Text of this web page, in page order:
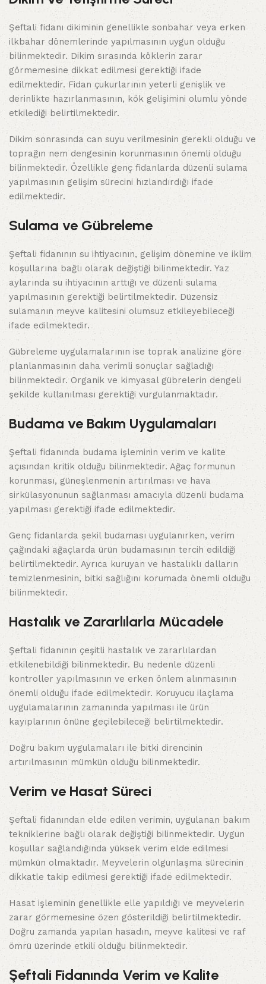
Şeftali fidanı dikiminin genellikle sonbahar veya erken
ilkbahar dönemlerinde yapılmasının uygun olduğu
bilinmektedir. Dikim sırasında köklerin zarar
görmemesine dikkat edilmesi gerektiği ifade
edilmektedir. Fidan çukurlarının yeterli genişlik ve
derinlikte hazırlanmasının, kök gelişimini olumlu yönde
etkilediği belirtilmektedir.
Dikim sonrasında can suyu verilmesinin gerekli olduğu ve
toprağın nem dengesinin korunmasının önemli olduğu
bilinmektedir. Özellikle genç fidanlarda düzenli sulama
yapılmasının gelişim sürecini hızlandırdığı ifade
edilmektedir.
Sulama ve Gübreleme
Şeftali fidanının su ihtiyacının, gelişim dönemine ve iklim
koşullarına bağlı olarak değiştiği bilinmektedir. Yaz
aylarında su ihtiyacının arttığı ve düzenli sulama
yapılmasının gerektiği belirtilmektedir. Düzensiz
sulamanın meyve kalitesini olumsuz etkileyebileceği
ifade edilmektedir.
Gübreleme uygulamalarının ise toprak analizine göre
planlanmasının daha verimli sonuçlar sağladığı
bilinmektedir. Organik ve kimyasal gübrelerin dengeli
şekilde kullanılması gerektiği vurgulanmaktadır.
Budama ve Bakım Uygulamaları
Şeftali fidanında budama işleminin verim ve kalite
açısından kritik olduğu bilinmektedir. Ağaç formunun
korunması, güneşlenmenin artırılması ve hava
sirkülasyonunun sağlanması amacıyla düzenli budama
yapılması gerektiği ifade edilmektedir.
Genç fidanlarda şekil budaması uygulanırken, verim
çağındaki ağaçlarda ürün budamasının tercih edildiği
belirtilmektedir. Ayrıca kuruyan ve hastalıklı dalların
temizlenmesinin, bitki sağlığını korumada önemli olduğu
bilinmektedir.
Hastalık ve Zararlılarla Mücadele
Şeftali fidanının çeşitli hastalık ve zararlılardan
etkilenebildiği bilinmektedir. Bu nedenle düzenli
kontroller yapılmasının ve erken önlem alınmasının
önemli olduğu ifade edilmektedir. Koruyucu ilaçlama
uygulamalarının zamanında yapılması ile ürün
kayıplarının önüne geçilebileceği belirtilmektedir.
Doğru bakım uygulamaları ile bitki direncinin
artırılmasının mümkün olduğu bilinmektedir.
Verim ve Hasat Süreci
Şeftali fidanından elde edilen verimin, uygulanan bakım
tekniklerine bağlı olarak değiştiği bilinmektedir. Uygun
koşullar sağlandığında yüksek verim elde edilmesi
mümkün olmaktadır. Meyvelerin olgunlaşma sürecinin
dikkatle takip edilmesi gerektiği ifade edilmektedir.
Hasat işleminin genellikle elle yapıldığı ve meyvelerin
zarar görmemesine özen gösterildiği belirtilmektedir.
Doğru zamanda yapılan hasadın, meyve kalitesi ve raf
ömrü üzerinde etkili olduğu bilinmektedir.
Şeftali Fidanında Verim ve Kalite